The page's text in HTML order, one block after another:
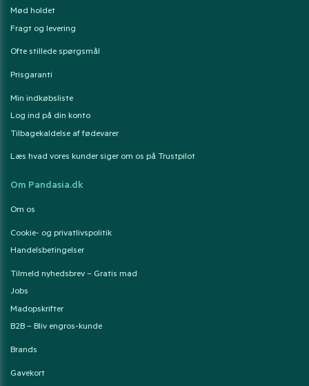
Mød holdet
Fragt og levering
Ofte stillede spørgsmål
Prisgaranti
Min indkøbsliste
Log ind på din konto
Tilbagekaldelse af fødevarer
Læs hvad vores kunder siger om os på Trustpilot
Om Pandasia.dk
Om os
Cookie- og privatlivspolitik
Handelsbetingelser
Tilmeld nyhedsbrev – Gratis mad
Jobs
Madopskrifter
B2B – Bliv engros-kunde
Brands
Gavekort